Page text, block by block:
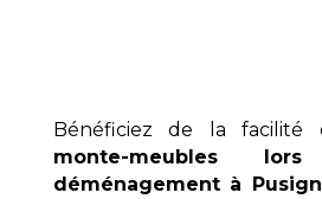
Bénéficiez de la
monte-meubles
déménagement à